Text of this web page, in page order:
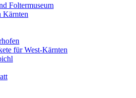
Foltermuseum
Kärnten
für West-Kärnten